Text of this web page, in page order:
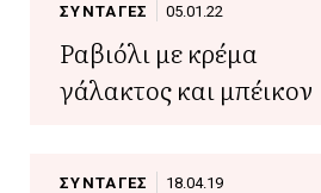
ΣΥΝΤΑΓΕΣ 05.01.22
Ραβιόλι με κρέμα
γάλακτος και μπέικον
ΣΥΝΤΑΓΕΣ 18.04.19